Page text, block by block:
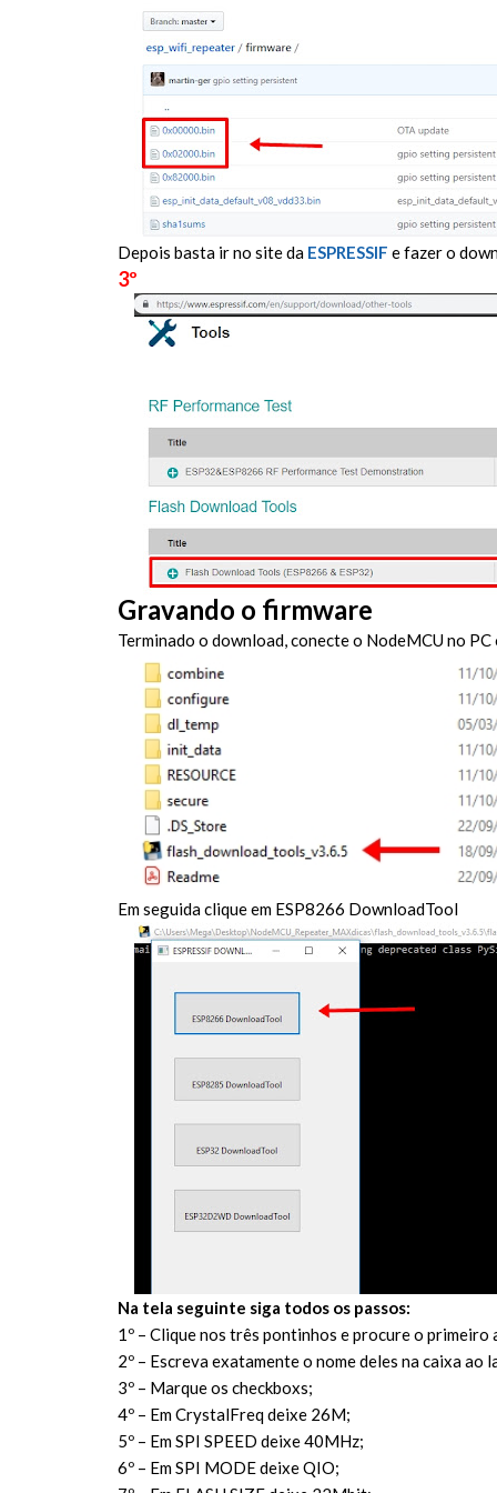
Depois basta ir no site da ESPRESSIF e fazer o
3º
Gravando o firmware
Terminado o download, conecte o NodeMCU no
Em seguida clique em ESP8266 DownloadTool
Na tela seguinte siga todos os passos:
1º – Clique nos três pontinhos e procure o
2º – Escreva exatamente o nome deles na caixa ao
3º – Marque os checkboxs;
4º – Em CrystalFreq deixe 26M;
5º – Em SPI SPEED deixe 40MHz;
6º – Em SPI MODE deixe QIO;